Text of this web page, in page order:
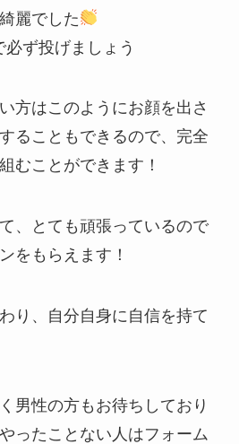
麗でした
ず投げましょう
方はこのようにお顔を出さ
ることもできるので、完全
むことができます！
、とても頑張っているので
をもらえます！
り、自分自身に自信を持て
男性の方もお待ちしており
ったことない人はフォーム